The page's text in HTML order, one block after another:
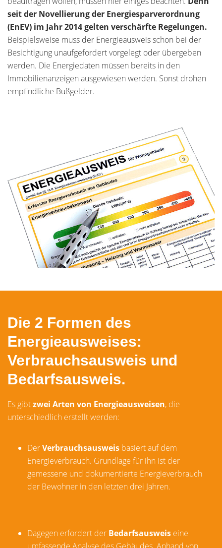
seit der Novellierung der Energiesparverordnung
(EnEV) im Jahr 2014 gelten verschärfte Regelungen.
Beispielsweise muss der Energieausweis schon bei der
Besichtigung unaufgefordert vorgelegt oder übergeben
werden. Die Energiedaten müssen bereits in den
Immobilienanzeigen ausgewiesen werden. Sonst drohen
empfindliche Bußgelder.
Die 2 Formen des
Energieausweises:
Verbrauchsausweis und
Bedarfsausweis.
Es gibtzwei Arten von Energieausweisen, die
unterschiedlich erstellt werden:
DerVerbrauchsausweis basiert auf dem
Energieverbrauch. Grundlage für ihn ist der
gemessene und dokumentierte Energieverbrauch
der Bewohner in den letzten drei Jahren.
Dagegen erfordert der Bedarfsausweis eine
umfassende Analyse des Gebäudes. Anhand von